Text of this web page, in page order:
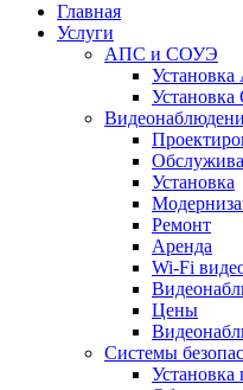
Главная
Услуги
АПС и СОУЭ
Установка
Ремонт
Аренда
Wi-Fi
Цены
Системы
Установка